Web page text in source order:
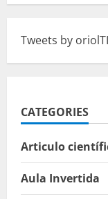
Tweets by
CATEGORIES
Articulo
Aula Invertida